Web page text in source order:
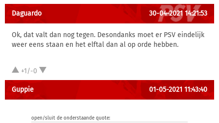
Daguardo 30-04-2021 14:21:53
Ok, dat valt dan nog tegen. Desondanks moet er PSV eindelijk
weer eens staan en het elftal dan al op orde hebben.
+1/-0
Guppie 01-05-2021 11:43:40
open/sluit de onderstaande quote: